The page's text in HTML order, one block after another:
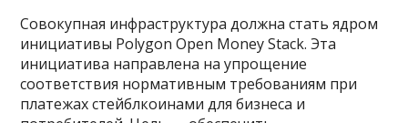
Совокупная инфраструктура должна стать ядром
инициативы Polygon Open Money Stack. Эта
инициатива направлена на упрощение
соответствия нормативным требованиям при
платежах стейблкоинами для бизнеса и